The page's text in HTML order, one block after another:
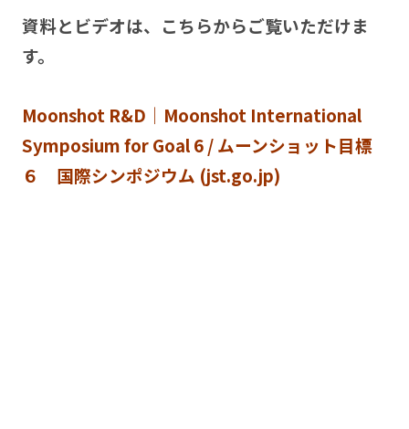
資料とビデオは、こちらからご覧いただけま
す。
Moonshot R&D｜Moonshot International
Symposium for Goal 6 / ムーンショット目標
６ 国際シンポジウム (jst.go.jp)